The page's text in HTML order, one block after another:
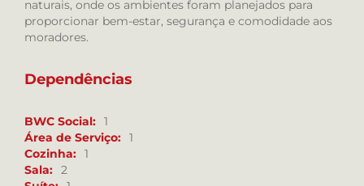
naturais, onde os ambientes foram planejados para
proporcionar bem-estar, segurança e comodidade aos
moradores.
Dependências
BWC Social: 1
Área de Serviço: 1
Cozinha: 1
Sala: 2